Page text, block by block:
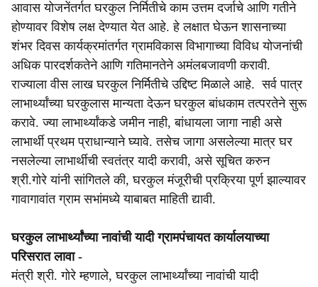
आवास योजनेंतर्गत घरकुल निर्मितीचे काम उत्तम दर्जाचे आणि गतीने
होण्यावर विशेष लक्ष देण्यात येत आहे. हे लक्षात घेऊन शासनाच्या
शंभर दिवस कार्यक्रमांतर्गत ग्रामविकास विभागाच्या विविध योजनांची
अधिक पारदर्शकतेने आणि गतिमानतेने अमंलबजावणी करावी.
राज्याला वीस लाख घरकुल निर्मितीचे उद्दिष्ट मिळाले आहे. सर्व पात्र
लाभार्थ्यांच्या घरकुलास मान्यता देऊन घरकुल बांधकाम तत्परतेने सुरू
करावे. ज्या लाभार्थ्यांकडे जमीन नाही, बांधायला जागा नाही असे
लाभार्थी प्रथम प्राधान्याने घ्यावे. तसेच जागा असलेल्या मात्र घर
नसलेल्या लाभार्थीची स्वतंत्र यादी करावी, असे सूचित करुन
श्री.गोरे यांनी सांगितले की, घरकुल मंजूरीची प्रक्रिया पूर्ण झाल्यावर
गावागावांत ग्राम सभांमध्ये याबाबत माहिती द्यावी.
घरकुल लाभार्थ्यांच्या नावांची यादी ग्रामपंचायत कार्यालयाच्या
परिसरात लावा -
मंत्री श्री. गोरे म्हणाले, घरकुल लाभार्थ्यांच्या नावांची यादी